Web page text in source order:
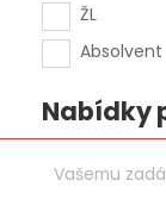
ŽL
Absolvent
Nabídky
Vašemu